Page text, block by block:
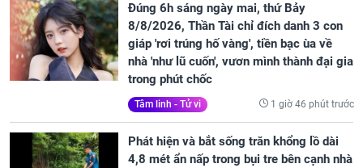
Đúng 6h sáng ngày mai, thứ Bảy
8/8/2026, Thần Tài chỉ đích danh 3 con
giáp 'rơi trúng hố vàng', tiền bạc ùa về
nhà 'như lũ cuốn', vươn mình thành đại gia
trong phút chốc
Tâm linh - Tử vi 1 giờ 46 phút trước
Phát hiện và bắt sống trăn khổng lồ dài
4,8 mét ẩn nấp trong bụi tre bên cạnh nhà